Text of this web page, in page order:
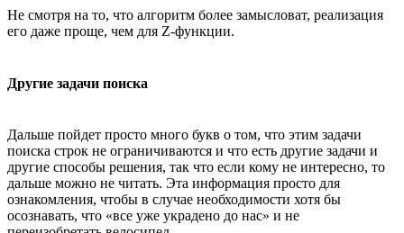
Не смотря на то, что алгоритм более замысловат, реализация
его даже проще, чем для Z-функции.
Другие задачи поиска
Дальше пойдет просто много букв о том, что этим задачи
поиска строк не ограничиваются и что есть другие задачи и
другие способы решения, так что если кому не интересно, то
дальше можно не читать. Эта информация просто для
ознакомления, чтобы в случае необходимости хотя бы
осознавать, что «все уже украдено до нас» и не